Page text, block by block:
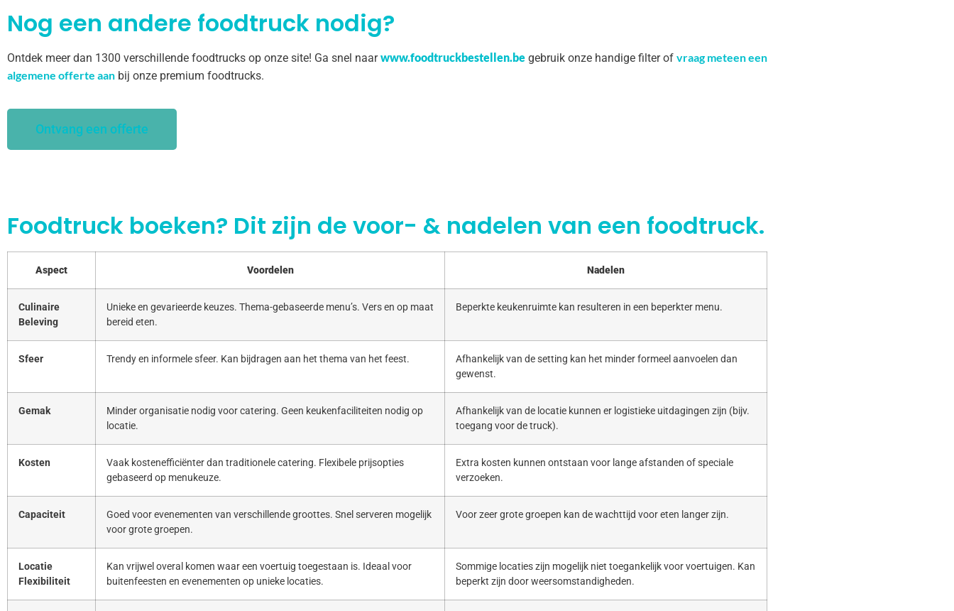
Nog een andere foodtruck nodig?
Ontdek meer dan 1300 verschillende foodtrucks op onze site! Ga snel naarwww.foodtruckbestellen.be gebruik onze handige filter of vraag meteen een
algemene offerte aan bij onze premium foodtrucks.
Ontvang een offerte
Foodtruck boeken? Dit zijn de voor- & nadelen van een foodtruck.
Aspect Voordelen Nadelen
Culinaire
Beleving
Unieke en gevarieerde keuzes. Thema-gebaseerde menu’s. Vers en op maat
bereid eten.
Beperkte keukenruimte kan resulteren in een beperkter menu.
Sfeer Trendy en informele sfeer. Kan bijdragen aan het thema van het feest.
Afhankelijk van de setting kan het minder formeel aanvoelen dan
gewenst.
Gemak
Minder organisatie nodig voor catering. Geen keukenfaciliteiten nodig op
locatie.
Afhankelijk van de locatie kunnen er logistieke uitdagingen zijn (bijv.
toegang voor de truck).
Kosten
Vaak kostenefficiënter dan traditionele catering. Flexibele prijsopties
gebaseerd op menukeuze.
Extra kosten kunnen ontstaan voor lange afstanden of speciale
verzoeken.
Capaciteit
Goed voor evenementen van verschillende groottes. Snel serveren mogelijk
voor grote groepen.
Voor zeer grote groepen kan de wachttijd voor eten langer zijn.
Locatie
Flexibiliteit
Kan vrijwel overal komen waar een voertuig toegestaan is. Ideaal voor
buitenfeesten en evenementen op unieke locaties.
Sommige locaties zijn mogelijk niet toegankelijk voor voertuigen. Kan
beperkt zijn door weersomstandigheden.